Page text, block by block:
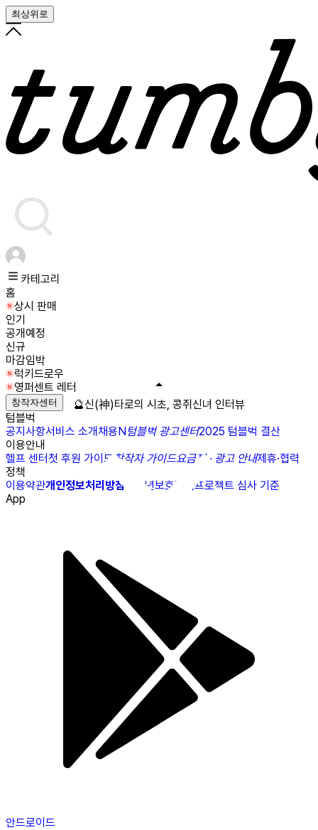
최상위로
카테고리
홈
상시 판매
인기
공개예정
신규
마감임박
럭키드로우
영퍼센트 레터
창작자센터
텀블벅
공지사항서비스 소개채용N텀블벅 광고센터2025 텀블벅 결산
이용안내
헬프 센터첫 후원 가이드 창작자 가이드요금제 · 광고 안내제휴·협력
정책
이용약관개인정보처리방침 청소년보호정책프로젝트 심사 기준
App
안드로이드
🔮신(神)타로의 시초, 콩쥐신녀 인터뷰